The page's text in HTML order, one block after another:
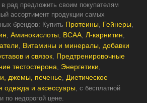
в рад предложить своим покупателям
ассортимент продукции самых
брендов: Купить Протеины, Гейнеры,
, Аминокислоты, BCAA, Л-карнитин,
, Витамины и минералы, добавки
и связок, Предтренировочные
тестостерона, Энергетики,
джемы, печенье, Диетическое
одежда и аксессуары, c бесплатной
по недорогой цене.